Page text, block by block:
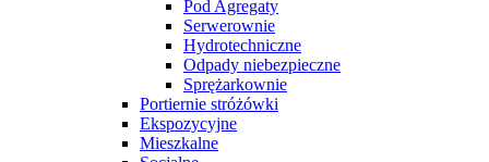
Pod Agregaty
Serwerownie
Hydrotechniczne
Odpady niebezpieczne
Sprężarkownie
Portiernie stróżówki
Ekspozycyjne
Mieszkalne